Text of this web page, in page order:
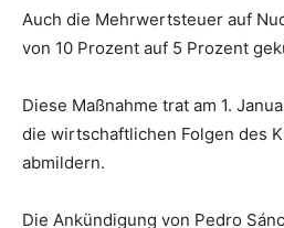
Auch die Mehrwertsteuer auf
von 10 Prozent auf 5 Prozent
Diese Maßnahme trat am 1.
die wirtschaftlichen Folgen des
abmildern.
Die Ankündigung von Pedro